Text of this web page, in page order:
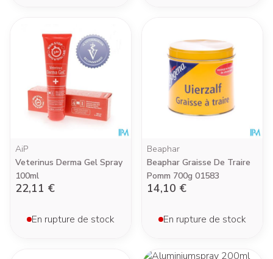
AiP
Veterinus Derma Gel Spray
100ml
22,11 €
En rupture de stock
Beaphar
Beaphar Graisse De Traire
Pomm 700g 01583
14,10 €
En rupture de stock